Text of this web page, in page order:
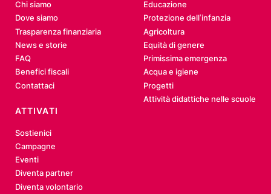
Chi siamo
Dove siamo
Trasparenza finanziaria
News e storie
FAQ
Benefici fiscali
Contattaci
Educazione
Protezione dell’infanzia
Agricoltura
Equità di genere
Primissima emergenza
Acqua e igiene
Progetti
Attività didattiche nelle scuole
ATTIVATI
Sostienici
Campagne
Eventi
Diventa partner
Diventa volontario